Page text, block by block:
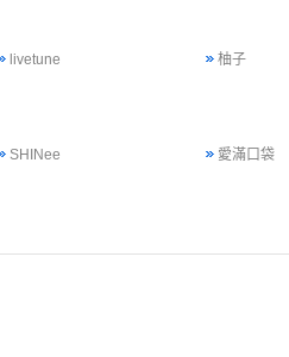
livetune 柚子
SHINee 愛滿口袋